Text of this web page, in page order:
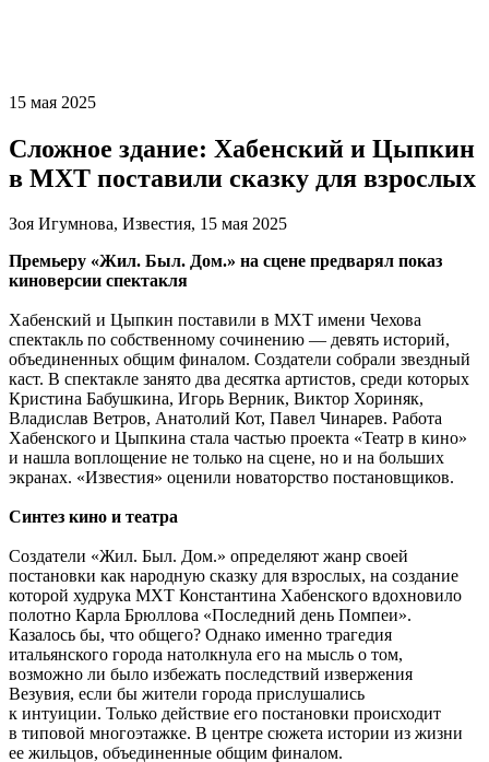
15 мая 2025
Сложное здание: Хабенский и Цыпкин
в МХТ поставили сказку для взрослых
Зоя Игумнова, Известия, 15 мая 2025
Премьеру «Жил. Был. Дом.» на сцене предварял показ
киноверсии спектакля
Хабенский и Цыпкин поставили в МХТ имени Чехова
спектакль по собственному сочинению — девять историй,
объединенных общим финалом. Создатели собрали звездный
каст. В спектакле занято два десятка артистов, среди которых
Кристина Бабушкина, Игорь Верник, Виктор Хориняк,
Владислав Ветров, Анатолий Кот, Павел Чинарев. Работа
Хабенского и Цыпкина стала частью проекта «Театр в кино»
и нашла воплощение не только на сцене, но и на больших
экранах. «Известия» оценили новаторство постановщиков.
Синтез кино и театра
Создатели «Жил. Был. Дом.» определяют жанр своей
постановки как народную сказку для взрослых, на создание
которой худрука МХТ Константина Хабенского вдохновило
полотно Карла Брюллова «Последний день Помпеи».
Казалось бы, что общего? Однако именно трагедия
итальянского города натолкнула его на мысль о том,
возможно ли было избежать последствий извержения
Везувия, если бы жители города прислушались
к интуиции. Только действие его постановки происходит
в типовой многоэтажке. В центре сюжета истории из жизни
ее жильцов, объединенные общим финалом.